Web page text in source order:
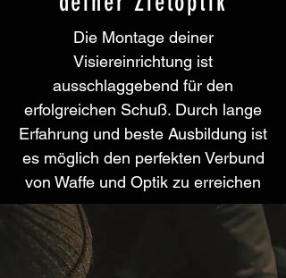
Die Montage deiner
Visiereinrichtung ist
ausschlaggebend für den
erfolgreichen Schuß. Durch lange
Erfahrung und beste Ausbildung ist
es möglich den perfekten Verbund
von Waffe und Optik zu erreichen